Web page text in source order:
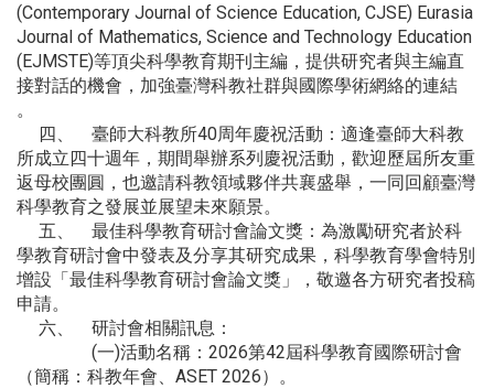
(Contemporary Journal of Science Education, CJSE) Eurasia
Journal of Mathematics, Science and Technology Education
(EJMSTE)等頂尖科學教育期刊主編，提供研究者與主編直
接對話的機會，加強臺灣科教社群與國際學術網絡的連結
。
四、 臺師大科教所40周年慶祝活動：適逢臺師大科教
所成立四十週年，期間舉辦系列慶祝活動，歡迎歷屆所友重
返母校團圓，也邀請科教領域夥伴共襄盛舉，一同回顧臺灣
科學教育之發展並展望未來願景。
五、 最佳科學教育研討會論文獎：為激勵研究者於科
學教育研討會中發表及分享其研究成果，科學教育學會特別
增設「最佳科學教育研討會論文獎」，敬邀各方研究者投稿
申請。
六、 研討會相關訊息：
(一)活動名稱：2026第42屆科學教育國際研討會
（簡稱：科教年會、ASET 2026）。